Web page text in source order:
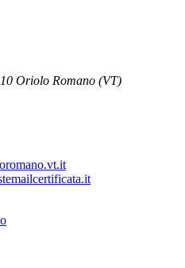
Oriolo Romano (VT)